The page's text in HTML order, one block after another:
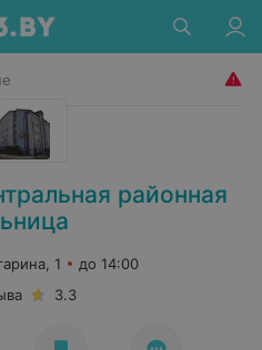
районная
1
до 14:00
3.3